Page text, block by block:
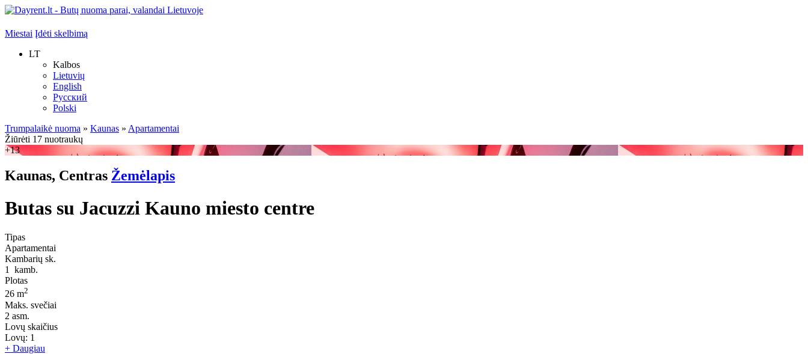
Miestai Įdėti skelbimą
LT
Kalbos
Lietuvių
English
Русский
Polski
Trumpalaikė nuoma » Kaunas » Apartamentai
Žiūrėti 17 nuotraukų
+13
Kaunas, Centras Žemėlapis
Butas su Jacuzzi Kauno miesto centre
Tipas
Apartamentai
Kambarių sk.
1
kamb.
Plotas
26 m2
Maks. svečiai
2 asm.
Lovų skaičius
Lovų: 1
+ Daugiau